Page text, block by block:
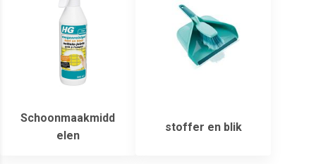
Schoonmaakmidd
elen
stoffer en blik